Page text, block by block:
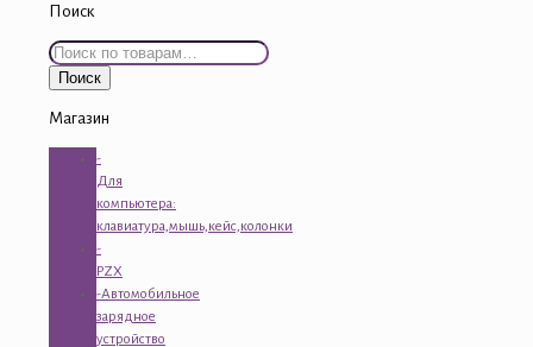
Поиск
Искать:
Поиск
Магазин
-
Для
компьютера:
клавиатура,мышь,кейс,колонки
-
PZX
-Автомобильное
зарядное
устройство